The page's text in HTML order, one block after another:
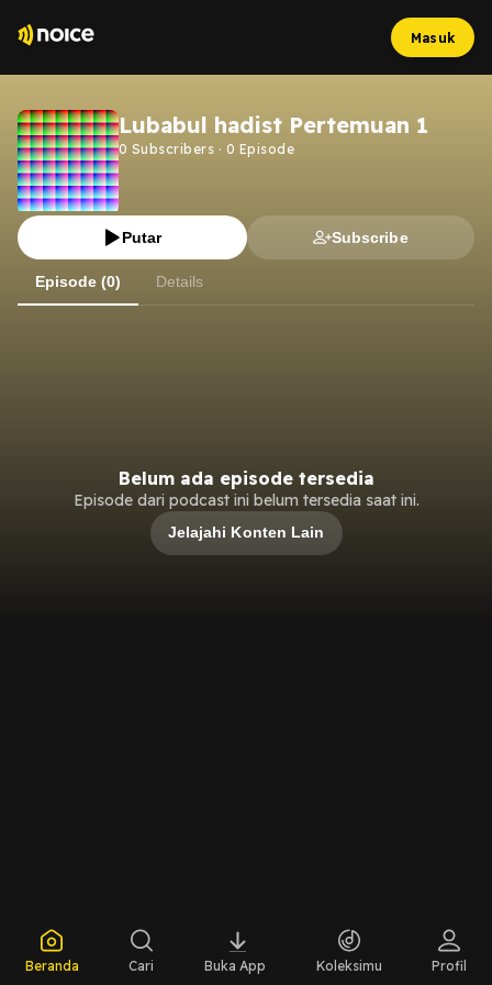
Masuk
Lubabul hadist Pertemuan 1
0 Subscribers · 0 Episode
Putar Subscribe
Episode (0) Details
Belum ada episode tersedia
Episode dari podcast ini belum tersedia saat ini.
Jelajahi Konten Lain
Beranda Cari Buka App Koleksimu Profil